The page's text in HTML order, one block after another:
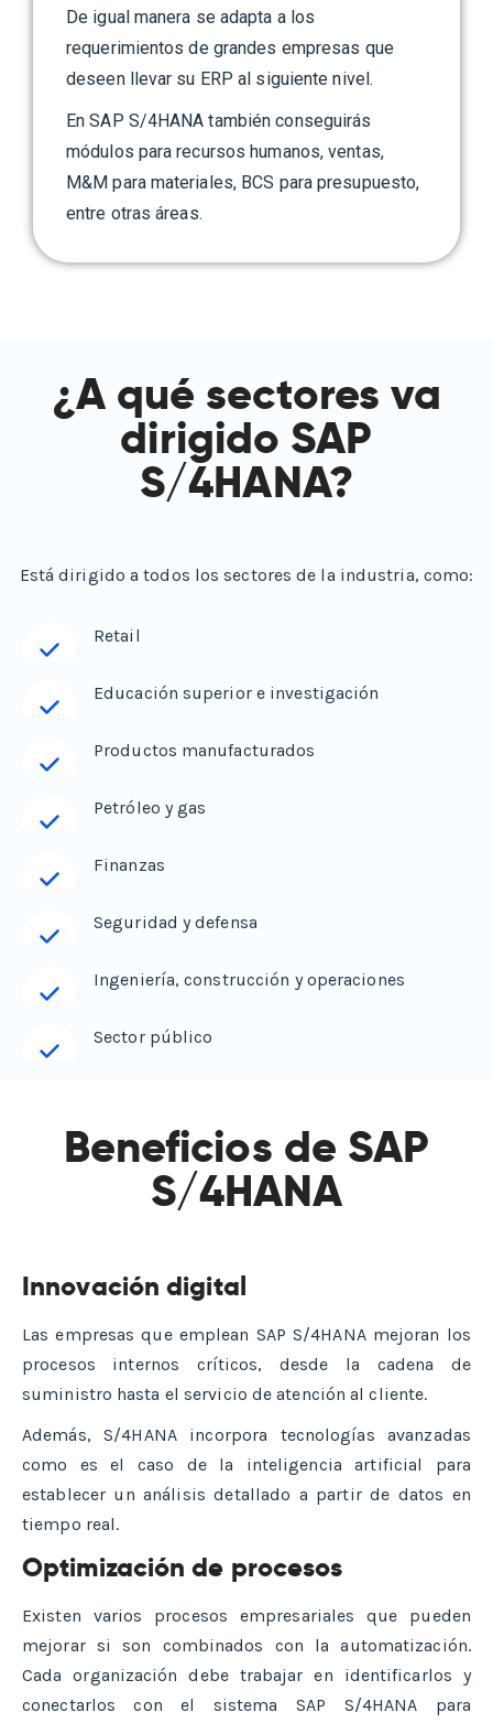
De igual manera se adapta a los
requerimientos de grandes empresas que
deseen llevar su ERP al siguiente nivel.
En SAP S/4HANA también conseguirás
módulos para recursos humanos, ventas,
M&M para materiales, BCS para presupuesto,
entre otras áreas.
¿A qué sectores va
dirigido SAP
S/4HANA?
Está dirigido a todos los sectores de la industria, como:
Retail
Educación superior e investigación
Productos manufacturados
Petróleo y gas
Finanzas
Seguridad y defensa
Ingeniería, construcción y operaciones
Sector público
Beneficios de SAP
S/4HANA
Innovación digital
Las empresas que emplean SAP S/4HANA mejoran los
procesos internos críticos, desde la cadena de
suministro hasta el servicio de atención al cliente.
Además, S/4HANA incorpora tecnologías avanzadas
como es el caso de la inteligencia artificial para
establecer un análisis detallado a partir de datos en
tiempo real.
Optimización de procesos
Existen varios procesos empresariales que pueden
mejorar si son combinados con la automatización.
Cada organización debe trabajar en identificarlos y
conectarlos con el sistema SAP S/4HANA para